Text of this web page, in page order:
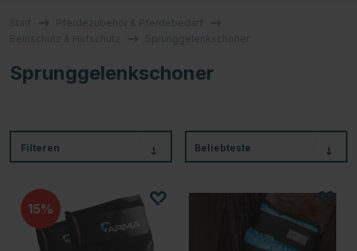
Sprunggelenkschoner
Filteren Beliebteste
15